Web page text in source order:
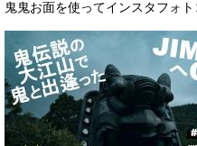
鬼鬼お面を使ってインスタフォ